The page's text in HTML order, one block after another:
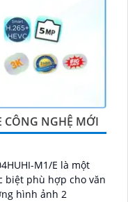
NGHỆ MỚI
M1/E là một
biệt phù hợp cho văn
hình ảnh 2